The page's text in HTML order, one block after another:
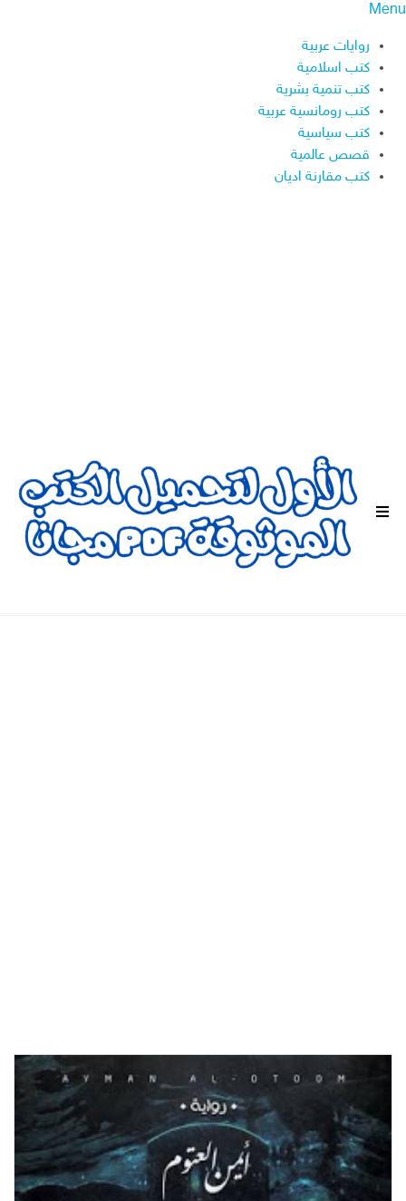
Menu
روايات عربية
كتب اسلامية
كتب تنمية بشرية
كتب رومانسية عربية
كتب سياسية
قصص عالمية
كتب مقارنة اديان
ا